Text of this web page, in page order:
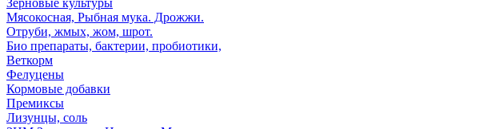
Зерновые культуры
Мясокосная, Рыбная мука. Дрожжи.
Отруби, жмых, жом, шрот.
Био препараты, бактерии, пробиотики,
Веткорм
Фелуцены
Кормовые добавки
Премиксы
Лизунцы, соль